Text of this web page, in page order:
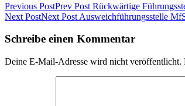
Previous PostPrev Post Rückwärtige
Next PostNext Post Ausweichführungsstelle
Schreibe einen Kommentar
Deine E-Mail-Adresse wird nicht veröffentlicht.